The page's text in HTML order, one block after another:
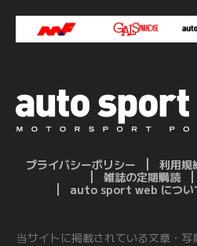
プライバシーポリシー 利用規
雑誌の定期購読
auto sport web につい
当サイトに掲載されている文章・